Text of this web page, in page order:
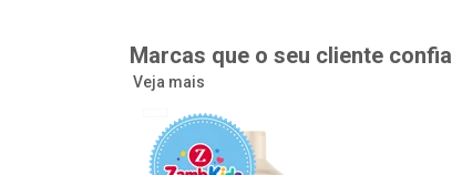
Marcas que o seu cliente confia
Veja mais